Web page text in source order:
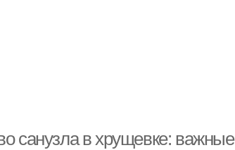
санузла в хрущевке: важные